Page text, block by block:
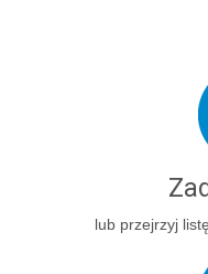
lub przejrzyj